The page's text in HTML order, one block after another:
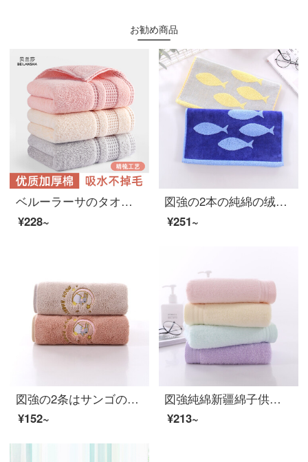
お勧め商品
ベルーラーサのタオルの純綿洗顔と家庭用大人男女綿の柔らかい可愛い少女の子供達の速乾吸水は毛を落とさないでください。タオルの全綿の精梳大タオル【浅粉+浅黄】
¥228~
図強の2本の純綿の绒のタオルを詰めて家庭用に厚い男女の柔軟で心地良い吸水の顔のタオルの黄+青い2本は34*76 cm詰めます。
¥251~
図強の2条はサンゴの绒速乾タオルを詰めます。非純綿家庭用大人の男女の赤ちゃんの柔らかい吸水洗顔タオル月兔粉+カレー35*70 cm
¥152~
図強純綿新疆綿子供用タオル4枚セットホームカップル男女赤ちゃんA類柔軟吸水綿100%洗顔タオル緑2+紫2*50 cm
¥213~